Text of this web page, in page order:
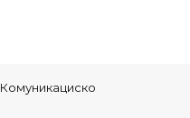
Комуникациско